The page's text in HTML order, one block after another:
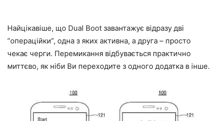
Найцікавіше, що Dual Boot завантажує відразу дві
“операційки”, одна з яких активна, а друга – просто
чекає черги. Перемикання відбувається практично
миттєво, як ніби Ви переходите з одного додатка в інше.